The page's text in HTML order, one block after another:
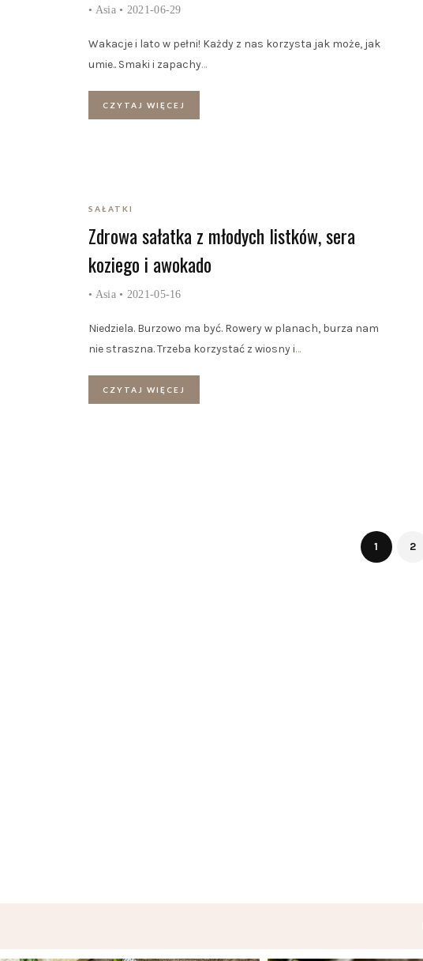
• Asia • 2021-06-29
Wakacje i lato w pełni! Każdy z nas korzysta jak może, jak
umie.. Smaki i zapachy…
CZYTAJ WIĘCEJ
SAŁATKI
Zdrowa sałatka z młodych listków, sera
koziego i awokado
• Asia • 2021-05-16
Niedziela. Burzowo ma być. Rowery w planach, burza nam
nie straszna. Trzeba korzystać z wiosny i…
CZYTAJ WIĘCEJ
1 2